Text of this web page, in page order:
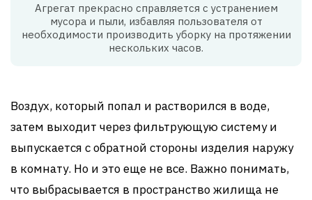
Агрегат прекрасно справляется с устранением
мусора и пыли, избавляя пользователя от
необходимости производить уборку на протяжении
нескольких часов.
Воздух, который попал и растворился в воде,
затем выходит через фильтрующую систему и
выпускается с обратной стороны изделия наружу
в комнату. Но и это еще не все. Важно понимать,
что выбрасывается в пространство жилища не